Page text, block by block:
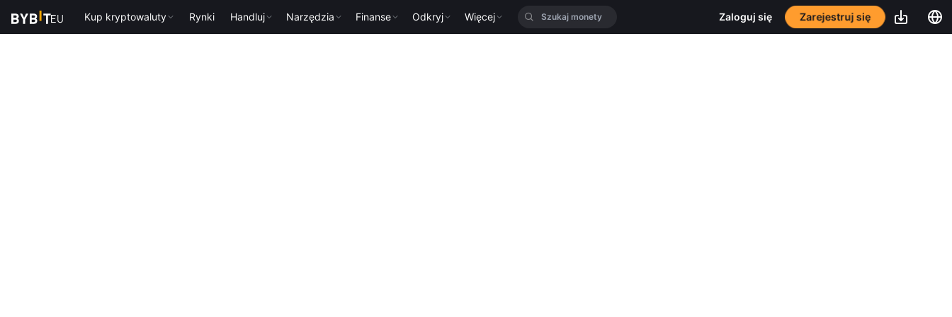
Kup kryptowaluty Rynki Handluj Narzędzia Finanse Odkryj Więcej Zaloguj się Zarejestruj się